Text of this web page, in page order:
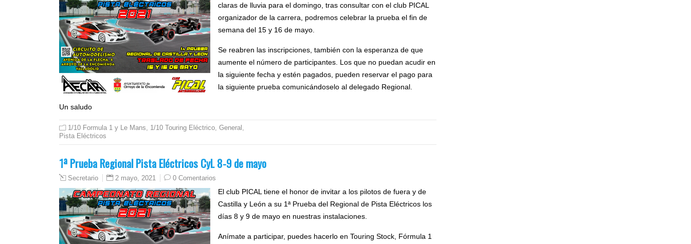
claras de lluvia para el domingo, tras consultar con el club PICAL
organizador de la carrera, podremos celebrar la prueba el fin de
semana del 15 y 16 de mayo.
Se reabren las inscripciones, también con la esperanza de que
aumente el número de participantes. Los que no puedan acudir en
la siguiente fecha y estén pagados, pueden reservar el pago para
la siguiente prueba comunicándoselo al delegado Regional.
Un saludo
1/10 Formula 1 y Le Mans, 1/10 Touring Eléctrico, General ,
Pista Eléctricos
1ª Prueba Regional Pista Eléctricos CyL 8-9 de mayo
Secretario 2 mayo, 2021 0 Comentarios
El club PICAL tiene el honor de invitar a los pilotos de fuera y de
Castilla y León a su 1ª Prueba del Regional de Pista Eléctricos los
días 8 y 9 de mayo en nuestras instalaciones.
Anímate a participar, puedes hacerlo en Touring Stock, Fórmula 1